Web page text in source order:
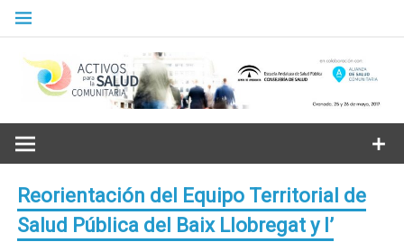
Skip
content
Granada. 25 y 26 de mayo, 2017. Escuela Andaluza de Salud
Reorientación del Equipo Territorial de
Salud Pública del Baix Llobregat y l’